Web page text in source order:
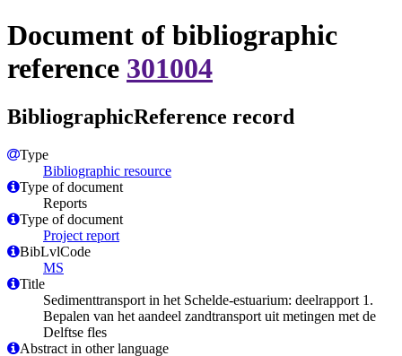
Document of bibliographic
reference 301004
BibliographicReference record
Type
Bibliographic resource
Type of document
Reports
Type of document
Project report
BibLvlCode
MS
Title
Sedimenttransport in het Schelde‐estuarium: deelrapport 1.
Bepalen van het aandeel zandtransport uit metingen met de
Delftse fles
Abstract in other language